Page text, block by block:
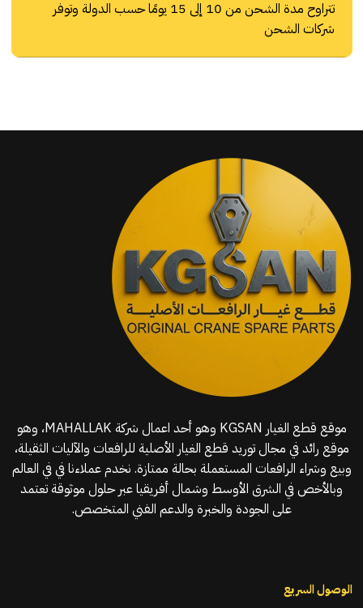
تتراوح مدة الشحن من 10 إلى 15 يومًا حسب الدولة وتوفر
شركات الشحن
موقع قطع الغيار KGSAN وهو أحد اعمال شركة MAHALLAK، وهو
موقع رائد في مجال توريد قطع الغيار الأصلية للرافعات والآليات الثقيلة،
وبيع وشراء الرافعات المستعملة بحالة ممتازة. نخدم عملاءنا في في العالم
وبالأخص في الشرق الأوسط وشمال أفريقيا عبر حلول موثوقة تعتمد
على الجودة والخبرة والدعم الفني المتخصص.
الوصول السريع